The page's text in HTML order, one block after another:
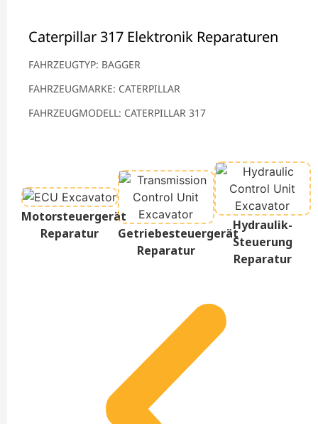
Caterpillar 317 Elektronik Reparaturen
FAHRZEUGTYP: BAGGER
FAHRZEUGMARKE: CATERPILLAR
FAHRZEUGMODELL: CATERPILLAR 317
Motorsteuergerät
Reparatur
Getriebesteuergerät
Reparatur
Hydraulik-
Steuerung
Reparatur